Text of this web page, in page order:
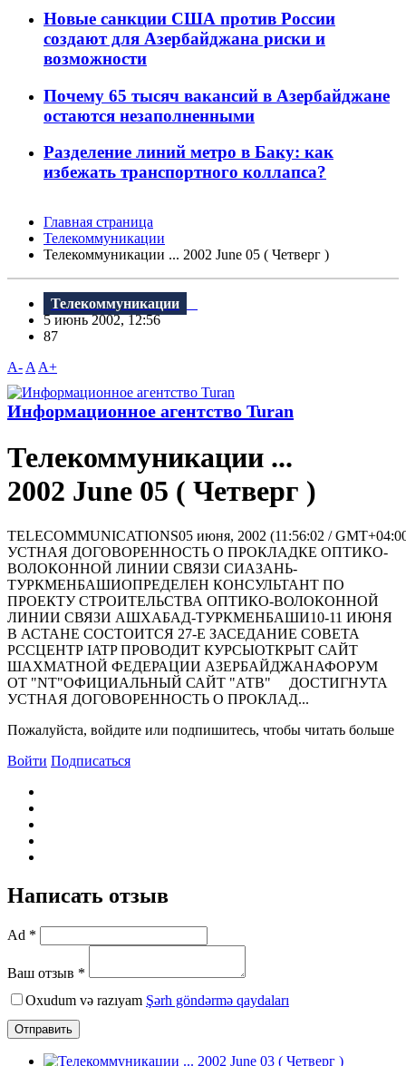
Новые санкции США против России
создают для Азербайджана риски и
возможности
Почему 65 тысяч вакансий в Азербайджане
остаются незаполненными
Разделение линий метро в Баку: как
избежать транспортного коллапса?
Главная страница
Телекоммуникации
Телекоммуникации ... 2002 June 05 ( Четверг )
Телекоммуникации
5 июнь 2002, 12:56
87
A- A A+
Информационное агентство Turan
Телекоммуникации ...
2002 June 05 ( Четверг )
TELECOMMUNICATIONS05 июня, 2002 (11:56:02 /
УСТНАЯ ДОГОВОРЕННОСТЬ О ПРОКЛАДКЕ ОПТИКО-
ВОЛОКОННОЙ ЛИНИИ СВЯЗИ СИАЗАНЬ-
ТУРКМЕНБАШИОПРЕДЕЛЕН КОНСУЛЬТАНТ ПО
ПРОЕКТУ СТРОИТЕЛЬСТВА ОПТИКО-ВОЛОКОННОЙ
ЛИНИИ СВЯЗИ АШХАБАД-ТУРКМЕНБАШИ10-11 ИЮНЯ
В АСТАНЕ СОСТОИТСЯ 27-Е ЗАСЕДАНИЕ СОВЕТА
РССЦЕНТР IATP ПРОВОДИТ КУРСЫОТКРЫТ САЙТ
ШАХМАТНОЙ ФЕДЕРАЦИИ АЗЕРБАЙДЖАНАФОРУМ
ОТ "NT"ОФИЦИАЛЬНЫЙ САЙТ "АТВ" ДОСТИГНУТА
УСТНАЯ ДОГОВОРЕННОСТЬ О ПРОКЛАД...
Пожалуйста, войдите или подпишитесь, чтобы читать больше
Войти Подписаться
Написать отзыв
Ad *
Ваш отзыв *
Oxudum və razıyam Şərh göndərmə qaydaları
Отправить